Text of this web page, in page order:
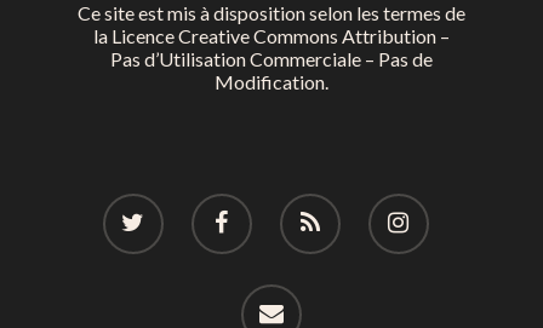
Ce site est mis à disposition selon les termes de
la Licence Creative Commons Attribution –
Pas d’Utilisation Commerciale – Pas de
Modification.